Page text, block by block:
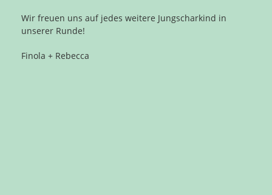
Wir freuen uns auf jedes weitere Jungscharkind in
unserer Runde!
Finola + Rebecca